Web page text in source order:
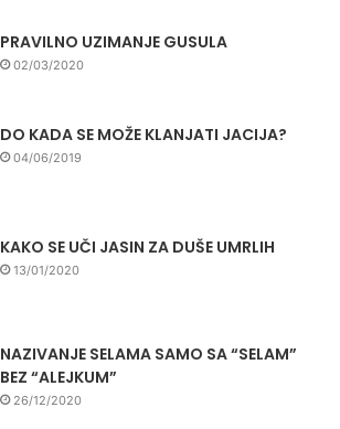
PRAVILNO UZIMANJE GUSULA
02/03/2020
DO KADA SE MOŽE KLANJATI JACIJA?
04/06/2019
KAKO SE UČI JASIN ZA DUŠE UMRLIH
13/01/2020
NAZIVANJE SELAMA SAMO SA “SELAM”
BEZ “ALEJKUM”
26/12/2020